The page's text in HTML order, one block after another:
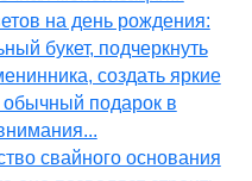
на день рождения:
букет, подчеркнуть
создать яркие
обычный подарок в
свайного основания